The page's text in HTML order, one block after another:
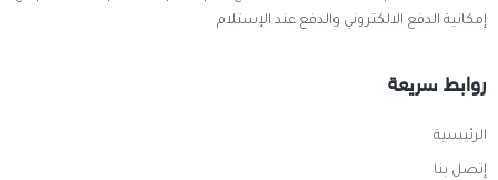
إمكانية الدفع الالكتروني والدفع عند الإستلام
روابط سريعة
الرئيسية
إتصل بنا